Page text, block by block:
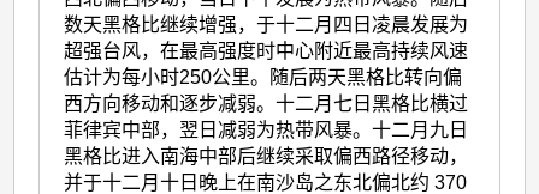
数天黑格比继续增强，于十二月四日凌晨发展为
超强台风，在最高强度时中心附近最高持续风速
估计为每小时250公里。随后两天黑格比转向偏
西方向移动和逐步减弱。十二月七日黑格比横过
菲律宾中部，翌日减弱为热带风暴。十二月九日
黑格比进入南海中部后继续采取偏西路径移动，
并于十二月十日晚上在南沙岛之东北偏北约 370